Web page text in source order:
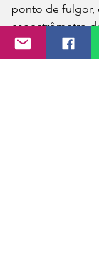
ponto de fulgor,
espectrômetro
provetas.